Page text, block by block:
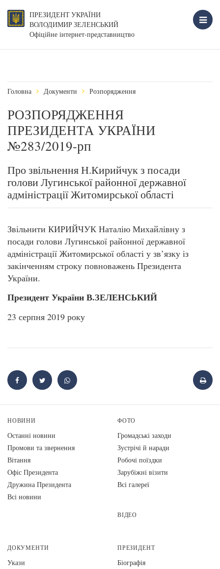
ПРЕЗИДЕНТ УКРАЇНИ
ВОЛОДИМИР ЗЕЛЕНСЬКИЙ
Офіційне інтернет-представництво
Головна Документи Розпорядження
РОЗПОРЯДЖЕННЯ
ПРЕЗИДЕНТА УКРАЇНИ
№283/2019-рп
Про звільнення Н.Кирийчук з посади
голови Лугинської районної державної
адміністрації Житомирської області
Звільнити КИРИЙЧУК Наталію Михайлівну з
посади голови Лугинської районної державної
адміністрації Житомирської області у зв’язку із
закінченням строку повноважень Президента
України.
Президент України В.ЗЕЛЕНСЬКИЙ
23 серпня 2019 року
НОВИНИ
Останні новини
Промови та звернення
Вiтання
Офіс Президента
Дружина Президента
Всі новини
ФОТО
Громадські заходи
Зустрічі й наради
Робочі поїздки
Зарубіжні візити
Всі галереї
ВІДЕО
ДОКУМЕНТИ
Укази
ПРЕЗИДЕНТ
Біографія